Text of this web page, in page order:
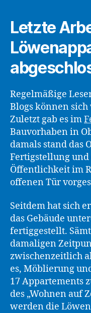
Letzte
Regelmäßige
Blogs können
Zuletzt gab es im
Bauvorhaben in
damals stand das
Fertigstellung und
Öffentlichkeit im
offenen Tür
Seitdem hat sich
das Gebäude
fertiggestellt.
damaligen
zwischenzeitlich
es, Möblierung
17 Appartements
des „Wohnen auf
werden die